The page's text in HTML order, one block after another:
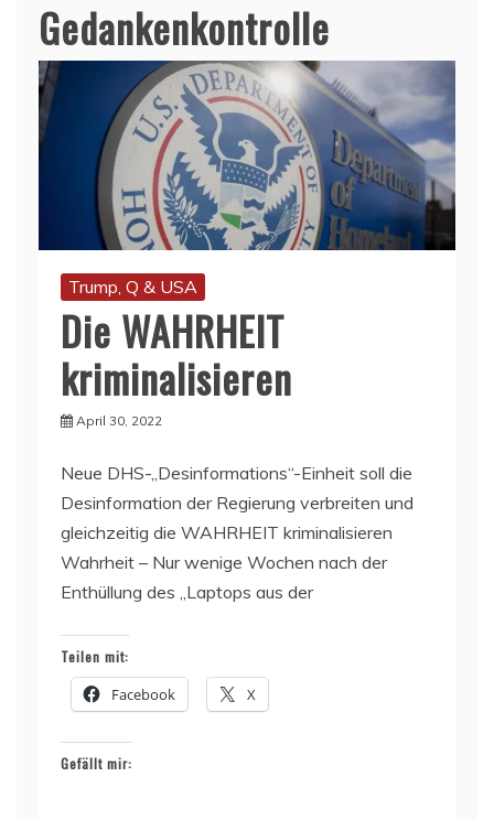
Gedankenkontrolle
Trump, Q & USA
Die WAHRHEIT
kriminalisieren
April 30, 2022
Neue DHS-„Desinformations“-Einheit soll die
Desinformation der Regierung verbreiten und
gleichzeitig die WAHRHEIT kriminalisieren
Wahrheit – Nur wenige Wochen nach der
Enthüllung des „Laptops aus der
Teilen mit:
Facebook X
Gefällt mir: